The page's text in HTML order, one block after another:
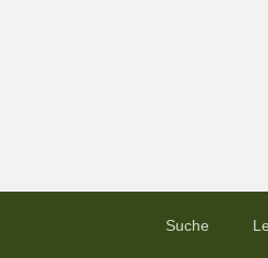
Suche